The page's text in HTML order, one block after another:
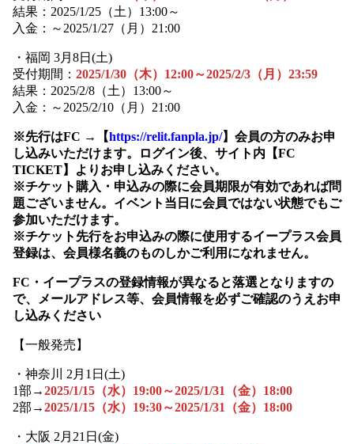
結果：2025/1/25（土）13:00～
入金：～2025/1/27（月）21:00
・福岡 3月8日(土)
受付期間： 2025/1/30（木）12:00～2025/2/3（月）23:59
結果：2025/2/8（土）13:00～
入金：～2025/2/10（月）21:00
※先行はFC →【https://relit.fanpla.jp/】会員の方のみお申
し込みいただけます。ログイン後、サイト内【FC
TICKET】よりお申し込みください。
※チケット購入・申込みの際に会員期限が有効であれば問
題ございません。イベント当日に会員ではない状態でもご
参加いただけます。
※チケット先行をお申込みの際に使用するイープラス会員
登録は、会員様名義のものしかご利用になれません。
FC・イープラスの登録情報が異なると落選となりますの
で、メールアドレス等、会員情報を必ずご確認のうえお申
し込みください
【一般発売】
・神奈川 2月1日(土)
1部→2025/1/15（水）19:00～2025/1/31（金）18:00
2部→2025/1/15（水）19:30～2025/1/31（金）18:00
・大阪 2月21日(金)